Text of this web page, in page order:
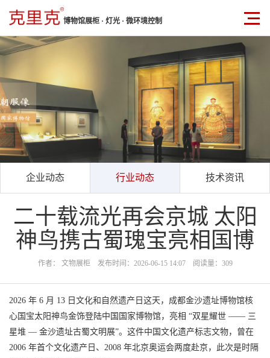
博物馆展柜 · 灯光 · 微环境控制
企业动态 行业动态 技术资讯
二十载流光再会京城 太阳
神鸟携古蜀瑰宝亮相国博
作者： 文物展柜 发布时间：2026-06-15 14:07 阅读量：309
2026 年 6 月 13 日文化和自然遗产日这天，成都金沙遗址博物馆核
心国宝太阳神鸟金饰登陆中国国家博物馆，亮相 “双星耀世 —— 三
星堆 — 金沙遗址古蜀文明展”。这件中国文化遗产标志文物，曾在
2006 年首个文化遗产日、2008 年北京奥运会两度赴京，此次是时隔